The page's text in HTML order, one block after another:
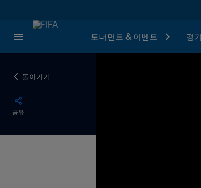
토너먼트 & 이벤트 경
돌아가기
공유